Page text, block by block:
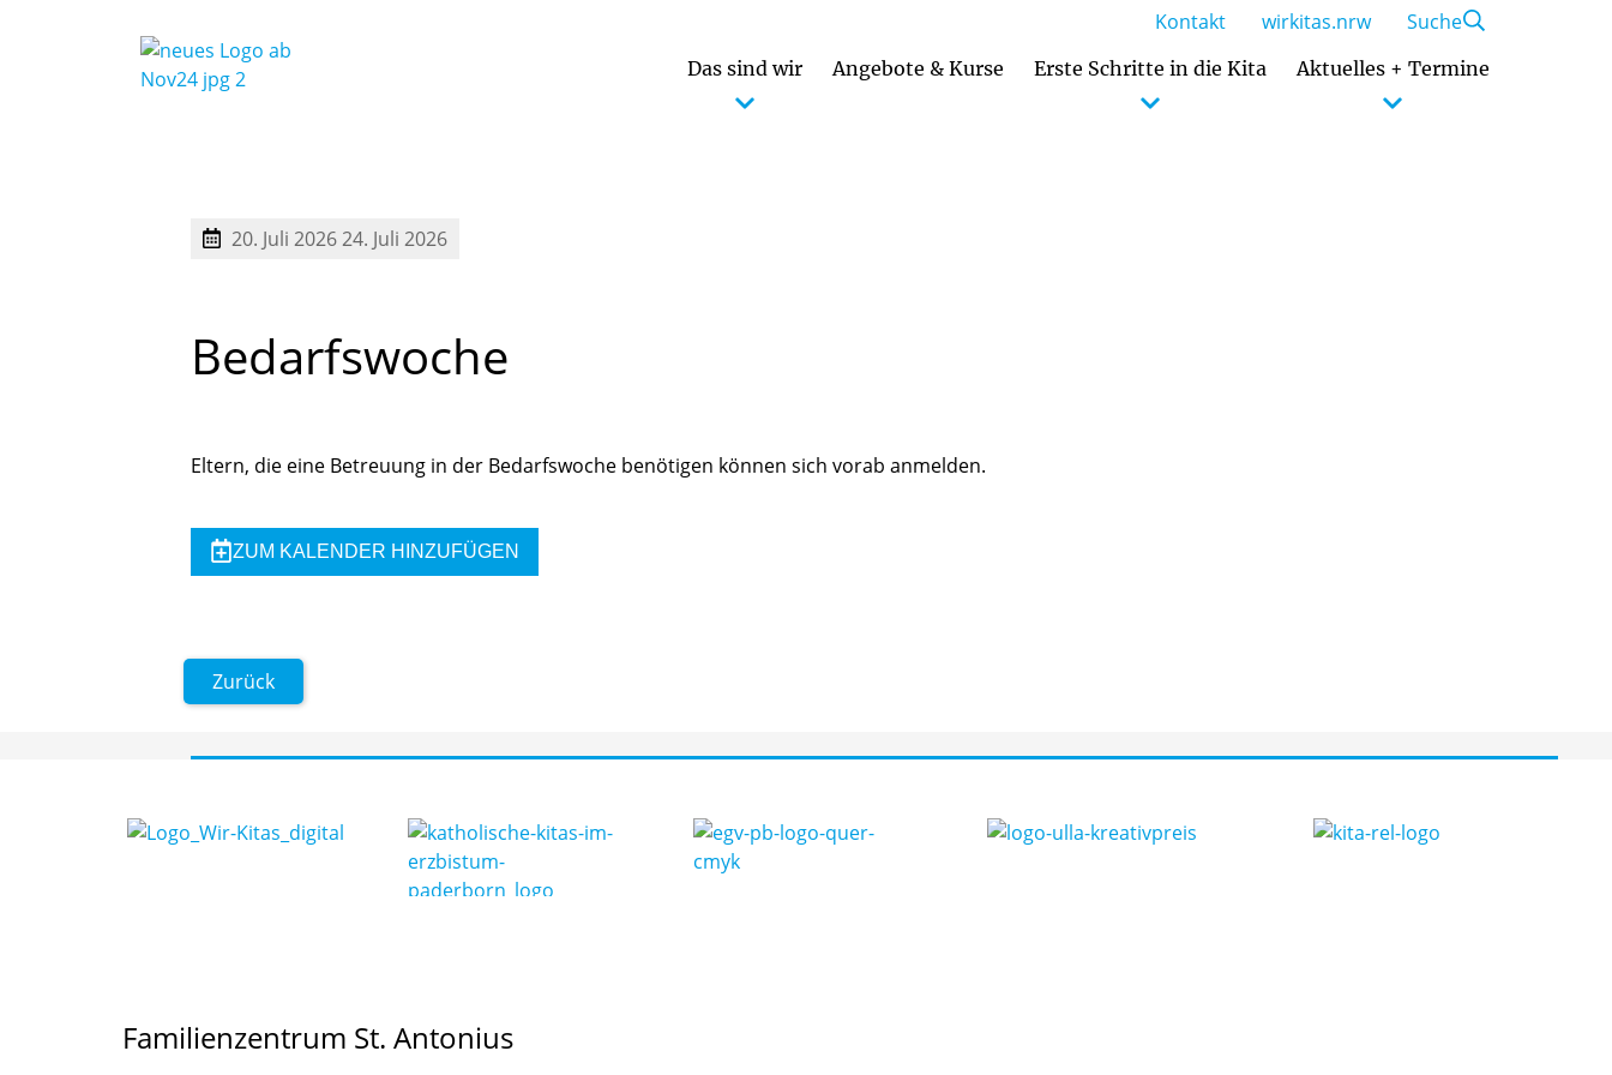
Das sind wir Angebote & Kurse Erste Schritte in die Kita Aktuelles + Termine
Kontakt wirkitas.nrw Suche
20. Juli 202624. Juli 2026
Bedarfswoche
Eltern, die eine Betreuung in der Bedarfswoche benötigen können sich vorab anmelden.
ZUM KALENDER HINZUFÜGEN
Zurück
Familienzentrum St. Antonius